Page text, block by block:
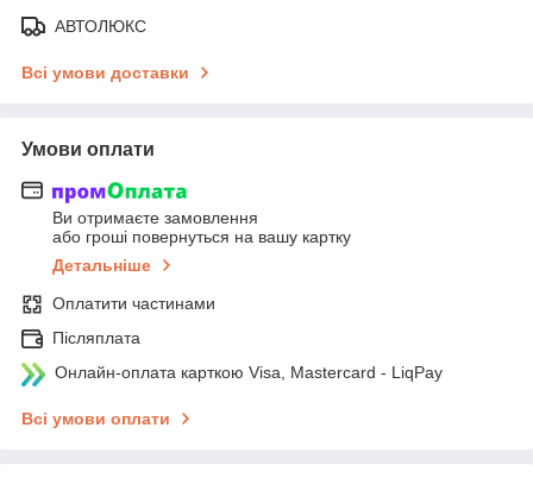
АВТОЛЮКС
Всі умови доставки
Умови оплати
Ви отримаєте замовлення
або гроші повернуться на вашу картку
Детальніше
Оплатити частинами
Післяплата
Онлайн-оплата карткою Visa, Mastercard - LiqPay
Всі умови оплати